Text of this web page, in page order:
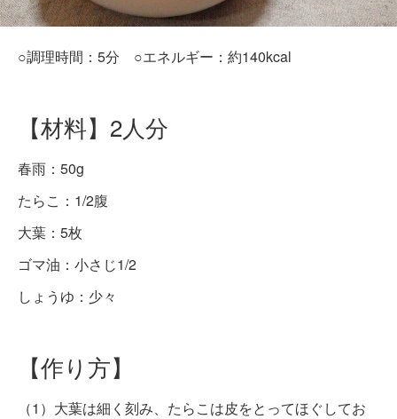
○調理時間：5分 ○エネルギー：約140kcal
【材料】2人分
春雨：50g
たらこ：1/2腹
大葉：5枚
ゴマ油：小さじ1/2
しょうゆ：少々
【作り方】
（1）大葉は細く刻み、たらこは皮をとってほぐしてお